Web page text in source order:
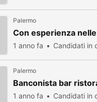
Palermo
Con esperienza
1 anno fa Candidati in
Palermo
Banconista bar
1 anno fa Candidati in